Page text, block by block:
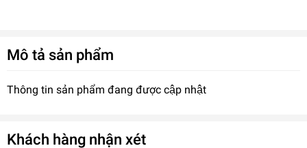
Mô tả sản phẩm
Thông tin sản phẩm đang được cập nhật
Khách hàng nhận xét